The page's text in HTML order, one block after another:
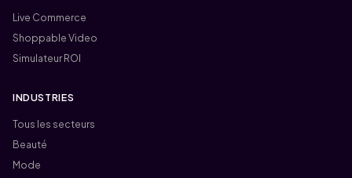
Live Commerce
Shoppable Video
Simulateur ROI
INDUSTRIES
Tous les secteurs
Beauté
Mode